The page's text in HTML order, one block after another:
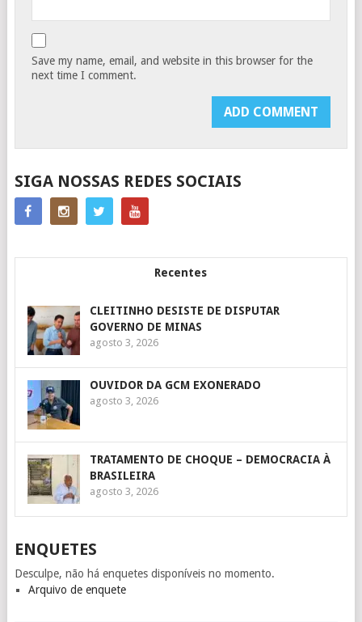
Save my name, email, and website in this browser for the
next time I comment.
SIGA NOSSAS REDES SOCIAIS
Recentes
CLEITINHO DESISTE DE DISPUTAR
GOVERNO DE MINAS
agosto 3, 2026
OUVIDOR DA GCM EXONERADO
agosto 3, 2026
TRATAMENTO DE CHOQUE – DEMOCRACIA À
BRASILEIRA
agosto 3, 2026
ENQUETES
Desculpe, não há enquetes disponíveis no momento.
Arquivo de enquete